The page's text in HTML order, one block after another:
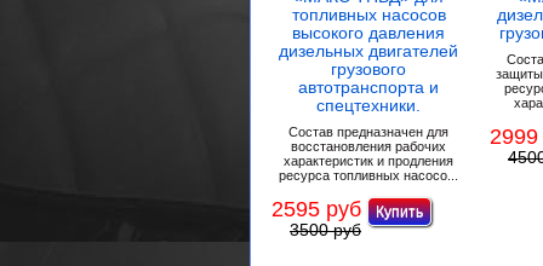
топливных насосов
высокого давления
дизельных двигателей
грузового
автотранспорта и
спецтехники.
Состав предназначен для
восстановления рабочих
характеристик и продления
ресурса топливных насосо...
2595 руб
3500 руб
защиты
2999